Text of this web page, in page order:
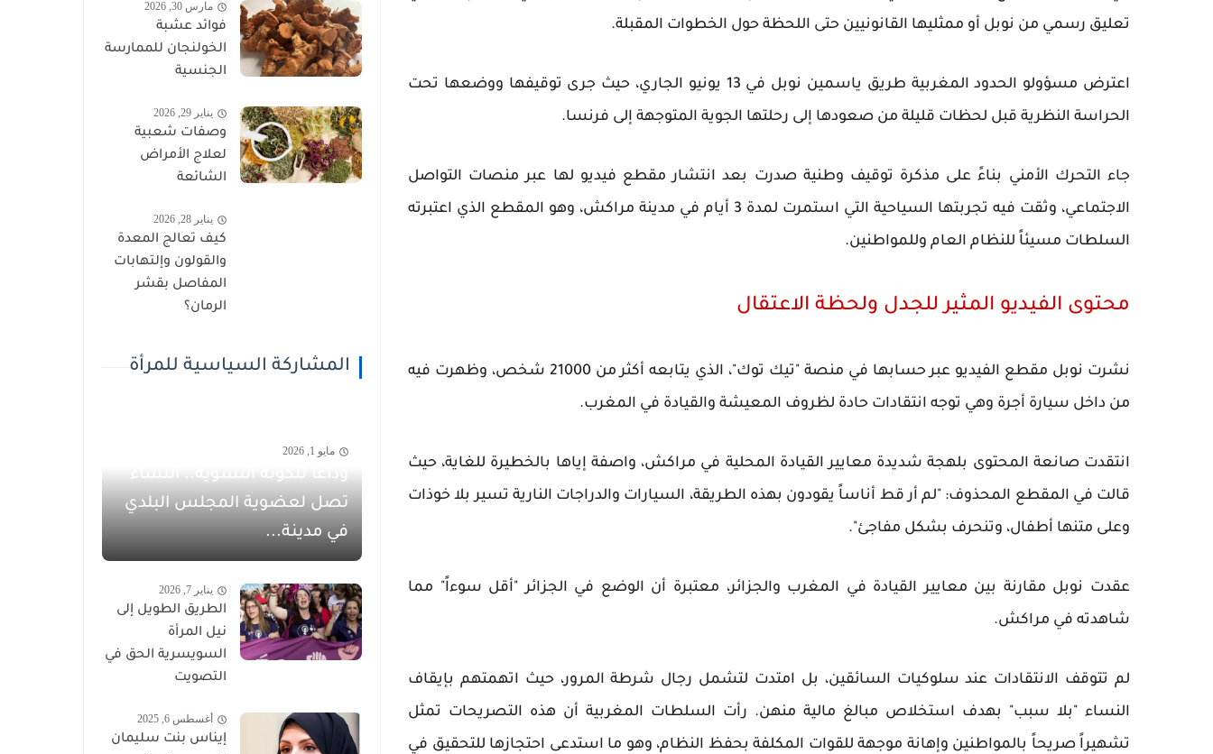
تعليق رسمي من نوبل أو ممثليها القانونيين حتى اللحظة حول الخطوات المقبلة.
اعترض مسؤولو الحدود المغربية طريق ياسمين نوبل في 13 يونيو الجاري، حيث جرى توقيفها ووضعها تحت
الحراسة النظرية قبل لحظات قليلة من صعودها إلى رحلتها الجوية المتوجهة إلى فرنسا.
جاء التحرك الأمني بناءً على مذكرة توقيف وطنية صدرت بعد انتشار مقطع فيديو لها عبر منصات التواصل
الاجتماعي، وثقت فيه تجربتها السياحية التي استمرت لمدة 3 أيام في مدينة مراكش، وهو المقطع الذي اعتبرته
السلطات مسيئاً للنظام العام وللمواطنين.
محتوى الفيديو المثير للجدل ولحظة الاعتقال
نشرت نوبل مقطع الفيديو عبر حسابها في منصة "تيك توك"، الذي يتابعه أكثر من 21000 شخص، وظهرت فيه
من داخل سيارة أجرة وهي توجه انتقادات حادة لظروف المعيشة والقيادة في المغرب.
انتقدت صانعة المحتوى بلهجة شديدة معايير القيادة المحلية في مراكش، واصفة إياها بالخطيرة للغاية، حيث
قالت في المقطع المحذوف: "لم أر قط أناساً يقودون بهذه الطريقة، السيارات والدراجات النارية تسير بلا خوذات
وعلى متنها أطفال، وتنحرف بشكل مفاجئ".
عقدت نوبل مقارنة بين معايير القيادة في المغرب والجزائر، معتبرة أن الوضع في الجزائر "أقل سوءاً" مما
شاهدته في مراكش.
لم تتوقف الانتقادات عند سلوكيات السائقين، بل امتدت لتشمل رجال شرطة المرور، حيث اتهمتهم بإيقاف
النساء "بلا سبب" بهدف استخلاص مبالغ مالية منهن. رأت السلطات المغربية أن هذه التصريحات تمثل
تشهيراً صريحاً بالمواطنين وإهانة موجهة للقوات المكلفة بحفظ النظام، وهو ما استدعى احتجازها للتحقيق في
مارس 30, 2026
فوائد عشبة
الخولنجان للممارسة
الجنسية
يناير 29, 2026
وصفات شعبية
لعلاج الأمراض
الشائعة
يناير 28, 2026
كيف تعالج المعدة
والقولون وإلتهابات
المفاصل بقشر
الرمان؟
المشاركة السياسية للمرأة
مايو 1, 2026
وداعاً للكوتة النسوية.. النساء
تصل لعضوية المجلس البلدي
في مدينة...
يناير 7, 2026
الطريق الطويل إلى
نيل المرأة
السويسرية الحق في
التصويت
أغسطس 6, 2025
إيناس بنت سليمان